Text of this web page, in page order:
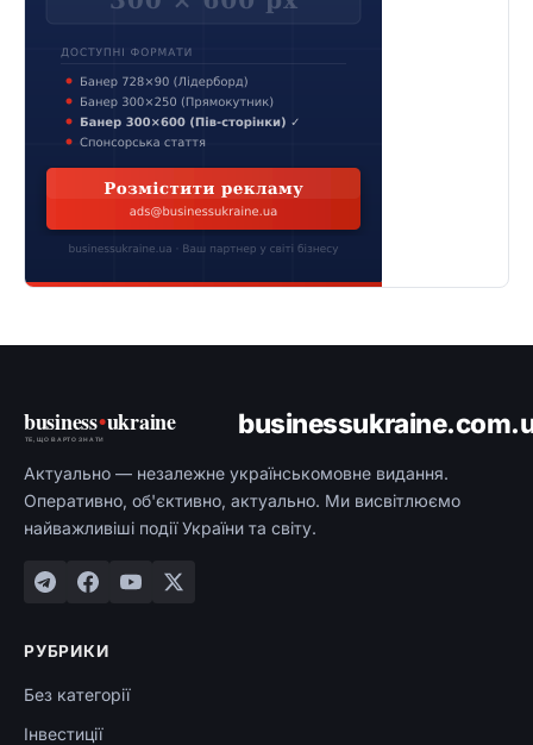
business•ukraine
ТЕ, ЩО ВАРТО ЗНАТИ
Актуально — незалежне українськомовне видання.
Оперативно, об'єктивно, актуально. Ми висвітлюємо
найважливіші події України та світу.
РУБРИКИ
Без категорії
Інвестиції